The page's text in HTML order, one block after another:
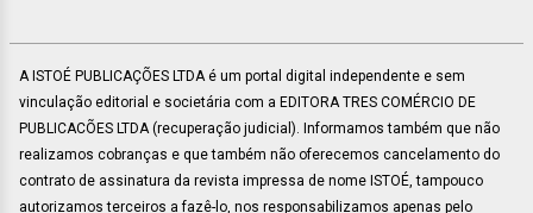
A ISTOÉ PUBLICAÇÕES LTDA é um portal digital independente e sem
vinculação editorial e societária com a EDITORA TRES COMÉRCIO DE
PUBLICACÕES LTDA (recuperação judicial). Informamos também que não
realizamos cobranças e que também não oferecemos cancelamento do
contrato de assinatura da revista impressa de nome ISTOÉ, tampouco
autorizamos terceiros a fazê-lo, nos responsabilizamos apenas pelo